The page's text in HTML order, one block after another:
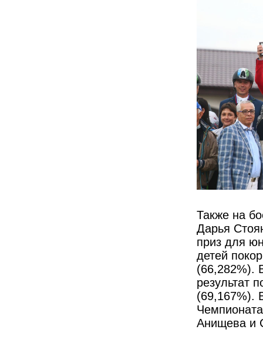
Также на
Дарья
приз для
детей
(66,282%).
результат
(69,167%).
Анищева и